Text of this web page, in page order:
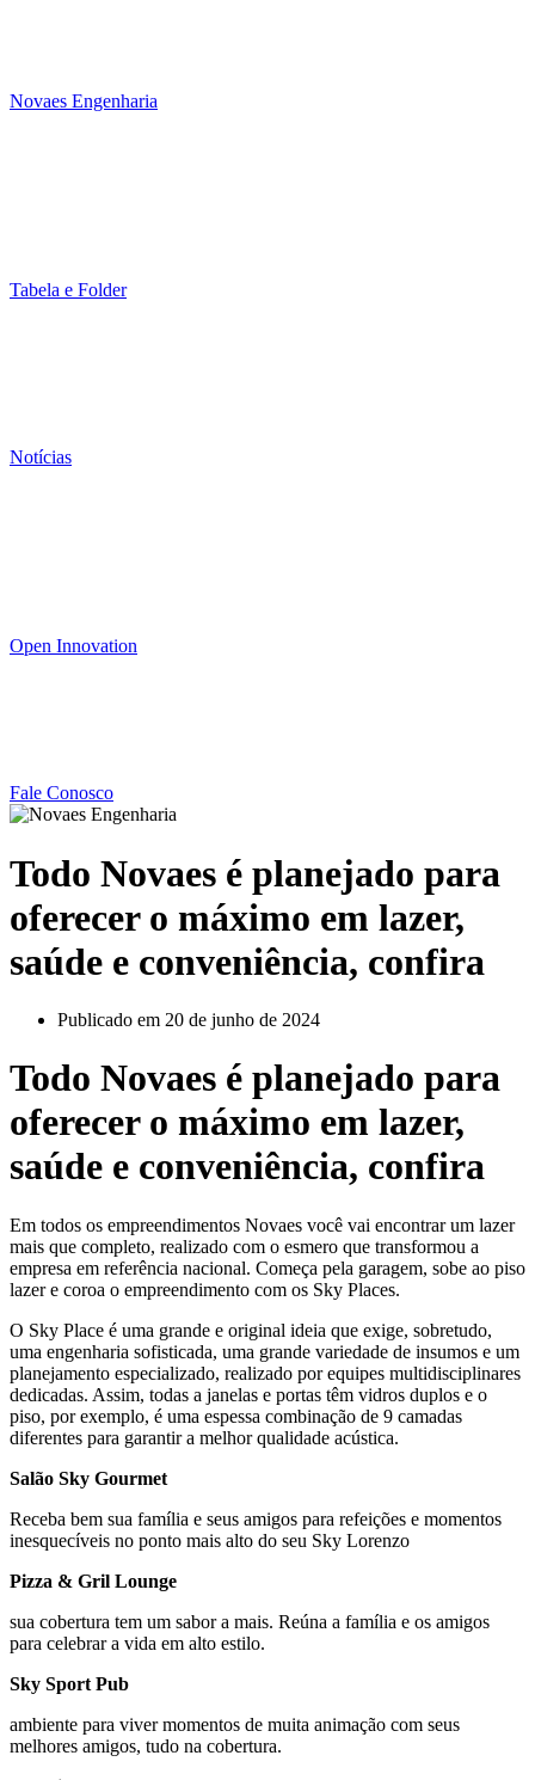
Novaes Engenharia
Tabela e Folder
Notícias
Open Innovation
Fale Conosco
Todo Novaes é planejado para
oferecer o máximo em lazer,
saúde e conveniência, confira
Publicado em 20 de junho de 2024
Todo Novaes é planejado para
oferecer o máximo em lazer,
saúde e conveniência, confira
Em todos os empreendimentos Novaes você vai encontrar um lazer
mais que completo, realizado com o esmero que transformou a
empresa em referência nacional. Começa pela garagem, sobe ao piso
lazer e coroa o empreendimento com os Sky Places.
O Sky Place é uma grande e original ideia que exige, sobretudo,
uma engenharia sofisticada, uma grande variedade de insumos e um
planejamento especializado, realizado por equipes multidisciplinares
dedicadas. Assim, todas a janelas e portas têm vidros duplos e o
piso, por exemplo, é uma espessa combinação de 9 camadas
diferentes para garantir a melhor qualidade acústica.
Salão Sky Gourmet
Receba bem sua família e seus amigos para refeições e momentos
inesquecíveis no ponto mais alto do seu Sky Lorenzo
Pizza & Gril Lounge
sua cobertura tem um sabor a mais. Reúna a família e os amigos
para celebrar a vida em alto estilo.
Sky Sport Pub
ambiente para viver momentos de muita animação com seus
melhores amigos, tudo na cobertura.